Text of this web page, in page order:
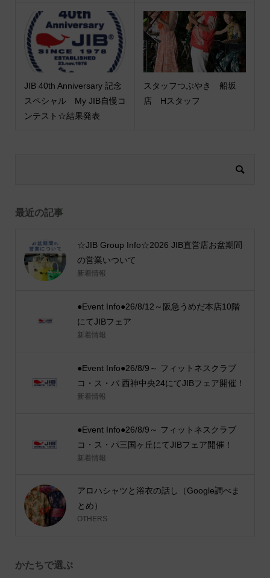
JIB 40th Anniversary 記念
スペシャル My JIB自慢コ
ンテスト☆結果発表
スタッフつぶやき 船坂
店 Hスタッフ
最近の記事
☆JIB Group Info☆2026 JIB直営店お盆期間
の営業いついて
新着情報
●Event Info●26/8/12～阪急うめだ本店10階
にてJIBフェア
新着情報
●Event Info●26/8/9～ フィットネスクラブ
コ・ス・パ 西神中央24にてJIBフェア開催！
新着情報
●Event Info●26/8/9～ フィットネスクラブ
コ・ス・パ三国ヶ丘にてJIBフェア開催！
新着情報
アロハシャツと浴衣の話し（Google調べま
とめ）
OTHERS
かたちで選ぶ